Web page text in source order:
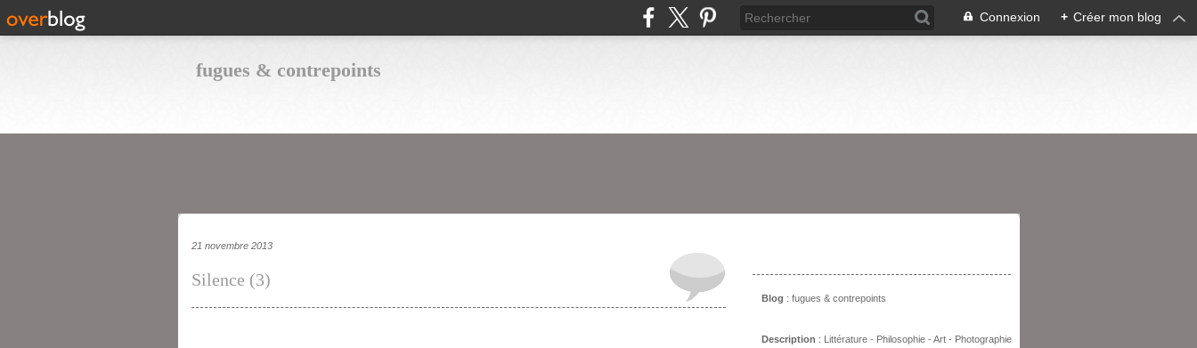
Connexion + Créer mon blog
fugues & contrepoints
21 novembre 2013
Silence (3)
Blog : fugues & contrepoints
Description : Littérature - Philosophie - Art - Photographie